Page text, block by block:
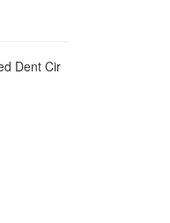
Dent Cir